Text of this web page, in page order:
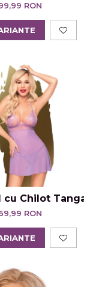
RON
cu Chilot
RON